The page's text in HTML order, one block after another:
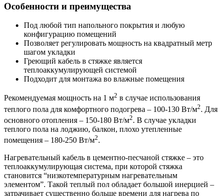
Особенности и преимущества
Под любой тип напольного покрытия и любую
конфигурацию помещений
Позволяет регулировать мощность на квадратный метр
шагом укладки
Греющий кабель в стяжке является
теплоаккумулирующей системой
Подходит для монтажа во влажные помещения
Рекомендуемая мощность на 1 м2 в случае использования
теплого пола для комфортного подогрева – 100-130 Вт/м2. Для
основного отопления – 150-180 Вт/м2. В случае укладки
теплого пола на лоджию, балкон, плохо утепленные
помещения – 180-250 Вт/м2.
Нагревательный кабель в цементно-песчаной стяжке – это
теплоаккумулирующая система, при которой стяжка
становится “низкотемпературным нагревательным
элементом”. Такой теплый пол обладает большой инерцией –
затрачивает существенно больше времени для нагрева по